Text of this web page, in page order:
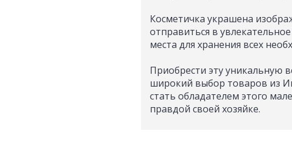
Косметичка украшена
отправиться в
места для хранения всех
Приобрести эту уникальную
широкий выбор товаров из
стать обладателем этого
правдой своей хозяйке.